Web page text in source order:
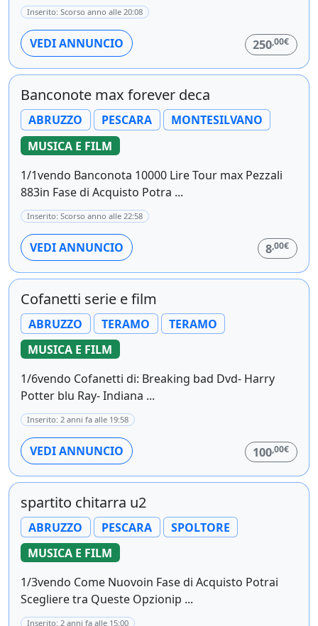
Inserito: Scorso anno alle 20:08
VEDI ANNUNCIO 250,00€
Banconote max forever deca
ABRUZZO PESCARA
MONTESILVANO
MUSICA E FILM
1/1vendo Banconota 10000 Lire Tour max Pezzali
883in Fase di Acquisto Potra ...
Inserito: Scorso anno alle 22:58
VEDI ANNUNCIO 8,00€
Cofanetti serie e film
ABRUZZO TERAMO
TERAMO
MUSICA E FILM
1/6vendo Cofanetti di: Breaking bad Dvd- Harry
Potter blu Ray- Indiana ...
Inserito: 2 anni fa alle 19:58
VEDI ANNUNCIO 100,00€
spartito chitarra u2
ABRUZZO PESCARA
SPOLTORE
MUSICA E FILM
1/3vendo Come Nuovoin Fase di Acquisto Potrai
Scegliere tra Queste Opzionip ...
Inserito: 2 anni fa alle 15:00